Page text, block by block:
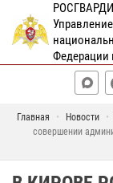
Федерации
Главная Новости
совершении